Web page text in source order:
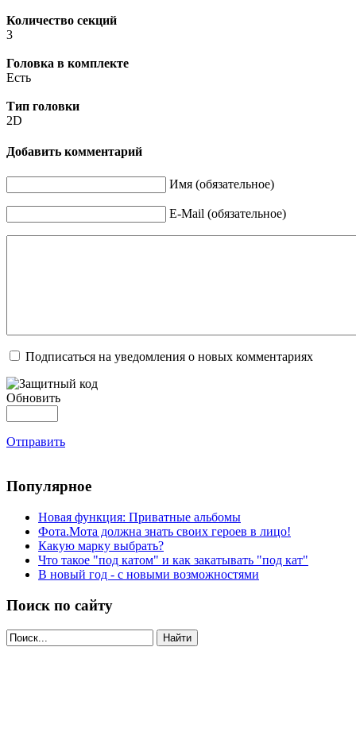
Количество секций
3
Головка в комплекте
Есть
Тип головки
2D
Добавить комментарий
Имя (обязательное)
E-Mail (обязательное)
Подписаться на уведомления о новых комментариях
Обновить
Отправить
Популярное
Новая функция: Приватные альбомы
Фота.Мота должна знать своих героев в лицо!
Какую марку выбрать?
Что такое "под катом" и как закатывать "под кат"
В новый год - с новыми возможностями
Поиск по сайту
Найти